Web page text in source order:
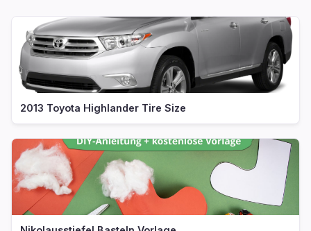
2013 Toyota Highlander Tire Size